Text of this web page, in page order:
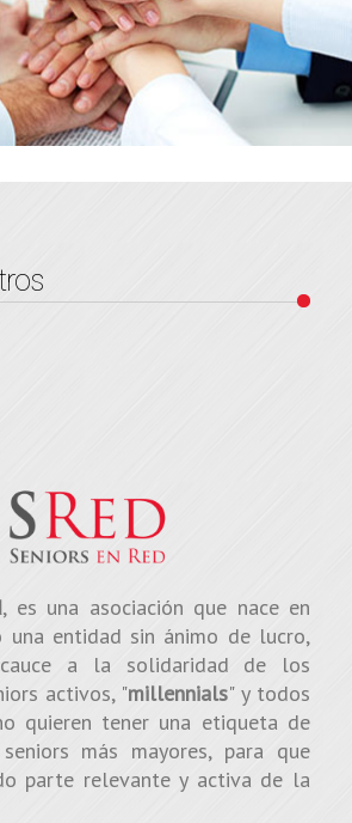
, es una asociación que nace en
una entidad sin ánimo de lucro,
a la solidaridad de los
activos, "millennials" y todos
quieren tener una etiqueta de
más mayores, para que
parte relevante y activa de la